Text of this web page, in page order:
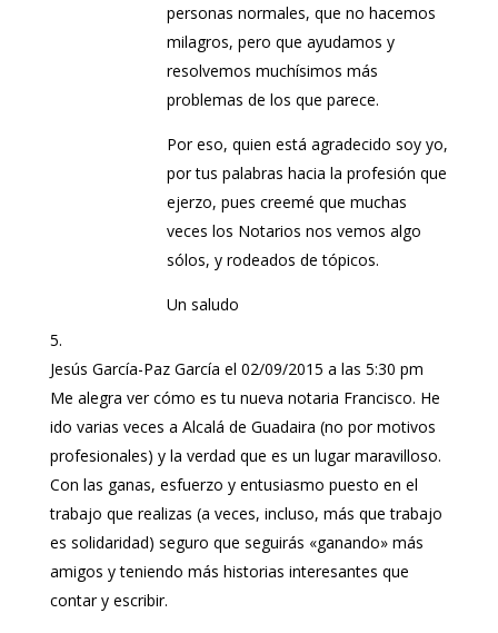
personas normales, que no hacemos
milagros, pero que ayudamos y
resolvemos muchísimos más
problemas de los que parece.
Por eso, quien está agradecido soy yo,
por tus palabras hacia la profesión que
ejerzo, pues creemé que muchas
veces los Notarios nos vemos algo
sólos, y rodeados de tópicos.
Un saludo
Jesús García-Paz García el 02/09/2015 a las 5:30 pm
Me alegra ver cómo es tu nueva notaria Francisco. He
ido varias veces a Alcalá de Guadaira (no por motivos
profesionales) y la verdad que es un lugar maravilloso.
Con las ganas, esfuerzo y entusiasmo puesto en el
trabajo que realizas (a veces, incluso, más que trabajo
es solidaridad) seguro que seguirás «ganando» más
amigos y teniendo más historias interesantes que
contar y escribir.